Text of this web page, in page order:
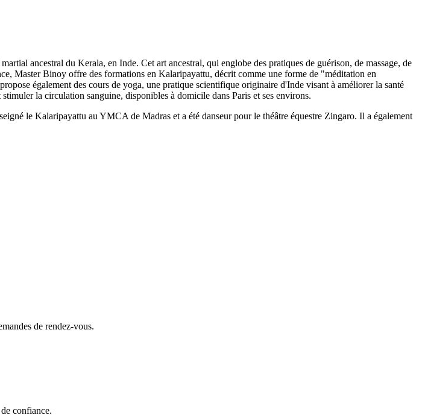
ancestral du Kerala, en Inde. Cet art ancestral, qui englobe des pratiques de guérison, de massage, de
Master Binoy offre des formations en Kalaripayattu, décrit comme une forme de "méditation en
également des cours de yoga, une pratique scientifique originaire d'Inde visant à améliorer la santé
la circulation sanguine, disponibles à domicile dans Paris et ses environs.
le Kalaripayattu au YMCA de Madras et a été danseur pour le théâtre équestre Zingaro. Il a également
de rendez-vous.
confiance.